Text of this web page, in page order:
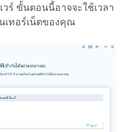
ร์ ขั้นตอนนี้อาจจะใช้เวลา
เทอร์เน็ตของคุณ